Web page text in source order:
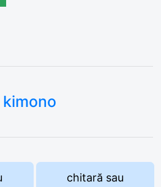
kimono
chitară sau